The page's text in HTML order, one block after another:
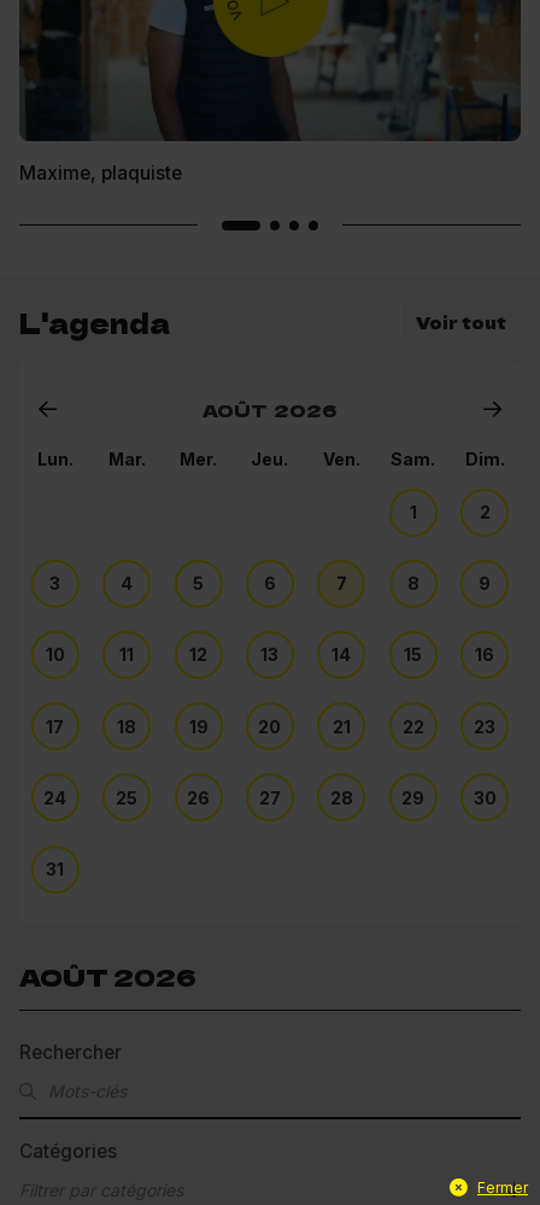
Maxime, plaquiste
L'agenda Voir tout
AOÛT 2026
Lun. Mar. Mer. Jeu. Ven. Sam. Dim.
1 2
3 4 5 6 7 8 9
10 11 12 13 14 15 16
17 18 19 20 21 22 23
24 25 26 27 28 29 30
31
AOÛT 2026
Rechercher
Catégories
Filtrer par catégories Fermer